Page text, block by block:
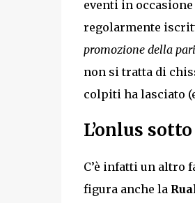
eventi in
regolarmente
promozione della
non si tratta di
colpiti ha lasciato
L’onlus
C’è infatti un altro
figura anche la